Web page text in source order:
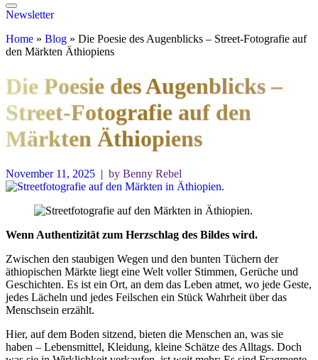
Newsletter
Home » Blog » Die Poesie des Augenblicks – Street-Fotografie auf
den Märkten Äthiopiens
Die Poesie des Augenblicks –
Street-Fotografie auf den
Märkten Äthiopiens
November 11, 2025 | by Benny Rebel
Wenn Authentizität zum Herzschlag des Bildes wird.
Zwischen den staubigen Wegen und den bunten Tüchern der
äthiopischen Märkte liegt eine Welt voller Stimmen, Gerüche und
Geschichten. Es ist ein Ort, an dem das Leben atmet, wo jede Geste,
jedes Lächeln und jedes Feilschen ein Stück Wahrheit über das
Menschsein erzählt.
Hier, auf dem Boden sitzend, bieten die Menschen an, was sie
haben – Lebensmittel, Kleidung, kleine Schätze des Alltags. Doch